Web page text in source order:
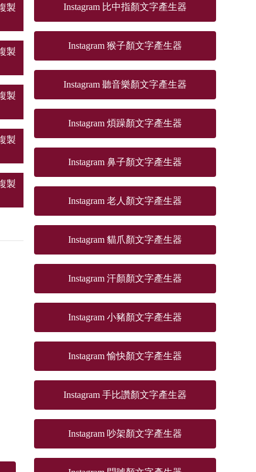
製
製
製
製
製
Instagram 比中指顏文字產生器
Instagram 猴子顏文字產生器
Instagram 聽音樂顏文字產生器
Instagram 煩躁顏文字產生器
Instagram 鼻子顏文字產生器
Instagram 老人顏文字產生器
Instagram 貓爪顏文字產生器
Instagram 汗顏顏文字產生器
Instagram 小豬顏文字產生器
Instagram 愉快顏文字產生器
Instagram 手比讚顏文字產生器
Instagram 吵架顏文字產生器